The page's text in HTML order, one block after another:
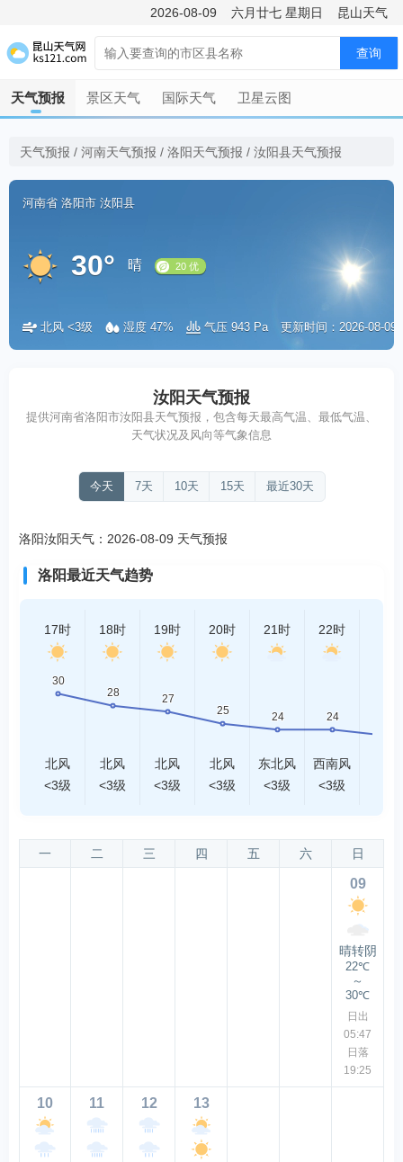
2026-08-09 六月廿七 星期日 昆山天气
查询
天气预报 景区天气 国际天气 卫星云图
天气预报 / 河南天气预报 / 洛阳天气预报 / 汝阳县天气预报
河南省 洛阳市 汝阳县
30° 晴
20 优
北风 <3级 湿度 47% 气压 943 Pa 更新时间：2026-08-09
汝阳天气预报
提供河南省洛阳市汝阳县天气预报，包含每天最高气温、最低气温、
天气状况及风向等气象信息
今天 7天 10天 15天 最近30天
洛阳汝阳天气：2026-08-09 天气预报
洛阳最近天气趋势
17时
北风
<3级
18时
北风
<3级
19时
北风
<3级
20时
北风
<3级
21时
东北风
<3级
22时
西南风
<3级
一 二 三 四 五 六 日
09
晴转阴
22℃
～
30℃
日出
05:47
日落
19:25
10 11 12 13